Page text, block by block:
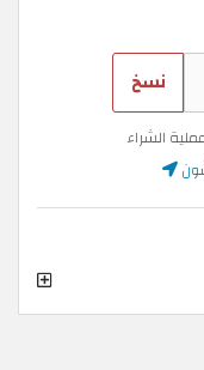
نسخ
الشراء